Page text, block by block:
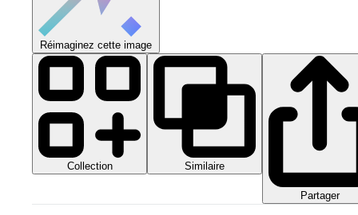
Réimaginez cette image
Collection Similaire
Partager